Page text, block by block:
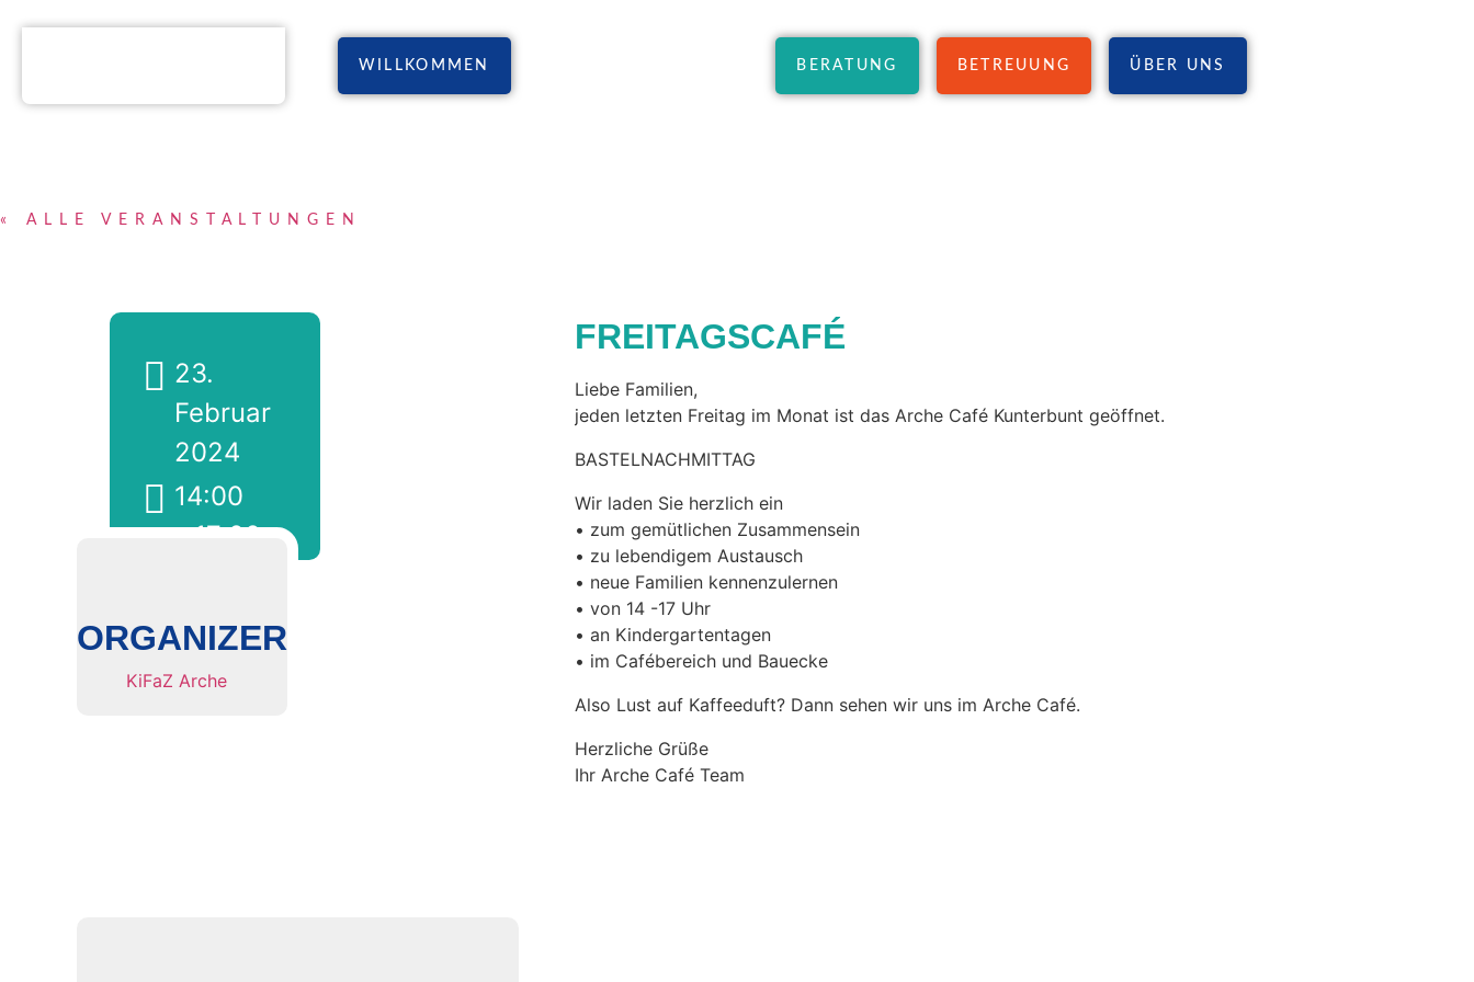
WILLKOMMEN BERATUNG BETREUUNG ÜBER UNS
« ALLE VERANSTALTUNGEN
23.
Februar
2024
14:00
- 17:00
ORGANIZER
KiFaZ Arche
FREITAGSCAFÉ
Liebe Familien,
jeden letzten Freitag im Monat ist das Arche Café Kunterbunt geöffnet.
BASTELNACHMITTAG
Wir laden Sie herzlich ein
• zum gemütlichen Zusammensein
• zu lebendigem Austausch
• neue Familien kennenzulernen
• von 14 -17 Uhr
• an Kindergartentagen
• im Cafébereich und Bauecke
Also Lust auf Kaffeeduft? Dann sehen wir uns im Arche Café.
Herzliche Grüße
Ihr Arche Café Team